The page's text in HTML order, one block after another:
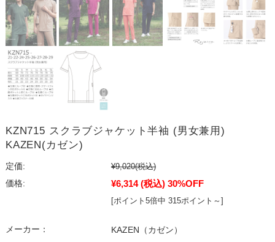
KZN715 スクラブジャケット半袖 (男女兼用)
KAZEN(カゼン)
定価: ¥9,020(税込)
価格:
¥6,314 (税込) 30%OFF
[ポイント5倍中 315ポイント～]
メーカー：
KAZEN（カゼン）